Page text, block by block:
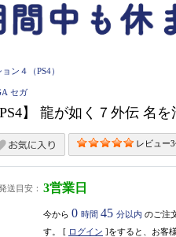
ン４（PS4）
セガ
PS4】 龍が如く７外伝 名
レビュー
送目安： 3営業日
今から 0 時間 45 分以内 のご注
す。 [ ログイン ]をすると、お客